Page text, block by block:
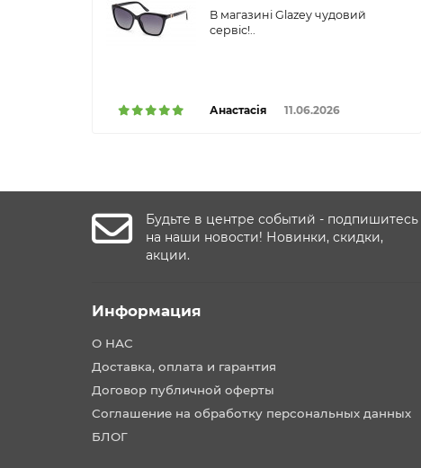
В магазині Glazey чудовий
сервіс!..
Анастасія 11.06.2026
Будьте в центре событий - подпишитесь
на наши новости! Новинки, скидки,
акции.
Информация
О НАС
Доставка, оплата и гарантия
Договор публичной оферты
Соглашение на обработку персональных данных
БЛОГ